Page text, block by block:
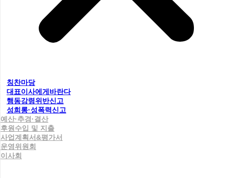
칭찬마당
대표이사에게바란다
행동강령위반신고
성희롱·성폭력신고
예산·추경·결산
후원수입 및 지출
사업계획서&평가서
운영위원회
이사회